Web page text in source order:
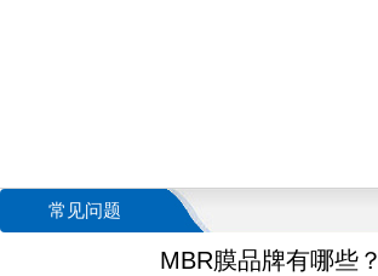
常见问题
MBR膜品牌有哪些？